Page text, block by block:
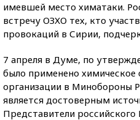
имевшей место химатаки.
встречу ОЗХО тех, кто
провокаций в Сирии,
7 апреля в Думе, по
было применено химическое
организации в Минобороны
является достоверным
Представители